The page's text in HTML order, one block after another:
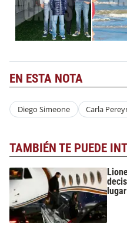
EN ESTA NOTA
Diego Simeone Carla
TAMBIÉN TE PUEDE